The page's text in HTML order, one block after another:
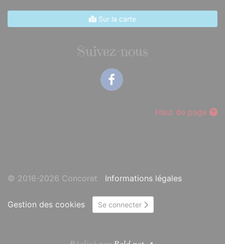
Sur la carte
Suivez-nous
Haut de page
© 2016-2026 Concoret Informations légales
Gestion des cookies Se connecter